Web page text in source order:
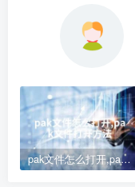
pak文件怎么打开,pak文件打开方法